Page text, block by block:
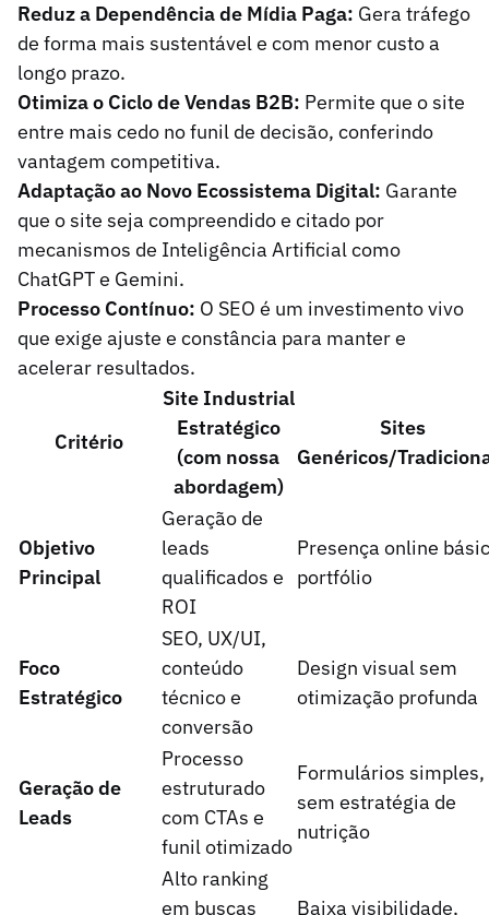
Reduz a Dependência de Mídia Paga: Gera tráfego
de forma mais sustentável e com menor custo a
longo prazo.
Otimiza o Ciclo de Vendas B2B: Permite que o site
entre mais cedo no funil de decisão, conferindo
vantagem competitiva.
Adaptação ao Novo Ecossistema Digital: Garante
que o site seja compreendido e citado por
mecanismos de Inteligência Artificial como
ChatGPT e Gemini.
Processo Contínuo: O SEO é um investimento vivo
que exige ajuste e constância para manter e
acelerar resultados.
Critério
Site Industrial
Estratégico
(com nossa
abordagem)
Sites
Genéricos/
Objetivo
Principal
Geração de
leads
qualificados e
ROI
Presença online
portfólio
Foco
Estratégico
SEO, UX/UI,
conteúdo
técnico e
conversão
Design visual sem
otimização profunda
Geração de
Leads
Processo
estruturado
com CTAs e
funil otimizado
Formulários simples,
sem estratégia de
nutrição
Alto ranking
em buscas
Baixa visibilidade,